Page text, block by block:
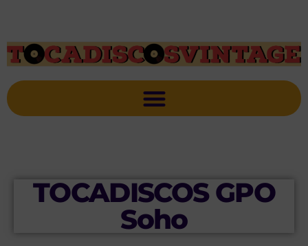
TOCADISCOS GPO
Soho